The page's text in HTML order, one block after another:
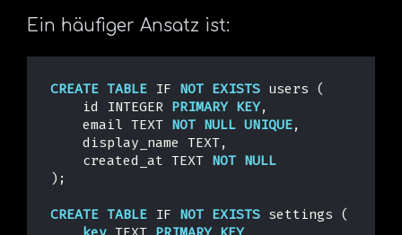
Ein häufiger Ansatz ist:
CREATE TABLE IF NOT EXISTS users
(
id
INTEGER PRIMARY KEY,
email TEXT NOT NULL UNIQUE,
display_name
TEXT,
created_at TEXT NOT NULL
);
CREATE TABLE IF NOT EXISTS settings
(